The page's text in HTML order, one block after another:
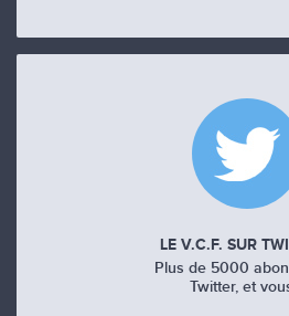
LE V.C.F. SUR
Plus de 5000
Twitter, et